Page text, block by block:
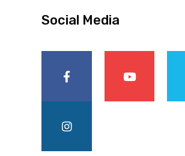
Social Media